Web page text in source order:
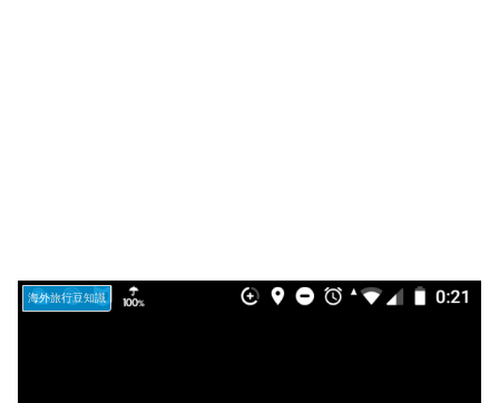
海外旅行豆知識